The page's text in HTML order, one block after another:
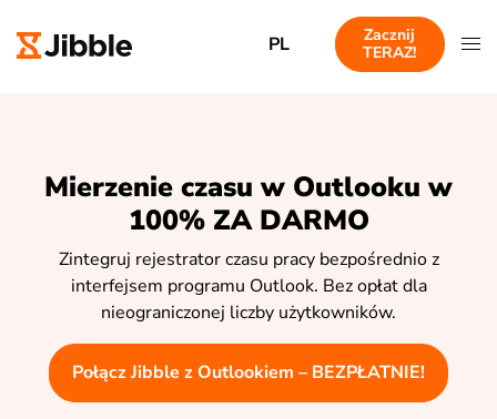
PL
Zacznij
TERAZ!
Mierzenie czasu w Outlooku w
100% ZA DARMO
Zintegruj rejestrator czasu pracy bezpośrednio z
interfejsem programu Outlook. Bez opłat dla
nieograniczonej liczby użytkowników.
Połącz Jibble z Outlookiem – BEZPŁATNIE!